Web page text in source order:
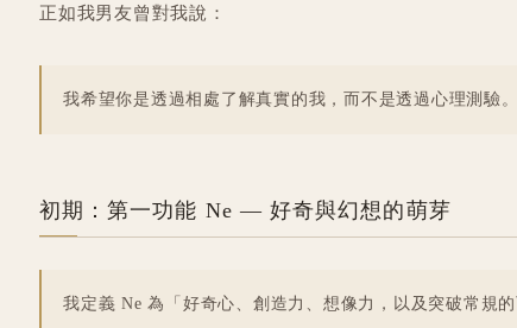
正如我男友曾對我說：
我希望你是透過相處了解真實的我，而不是透過心理測驗。
初期：第一功能 Ne — 好奇與幻想的萌芽
我定義 Ne 為「好奇心、創造力、想像力，以及突破常規